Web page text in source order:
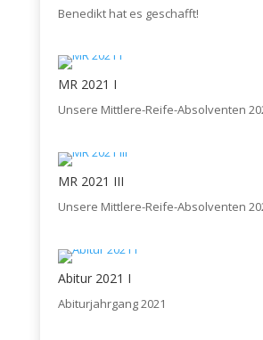
Benedikt hat es geschafft!
MR 2021 I
Unsere Mittlere-Reife-Absolventen
MR 2021 III
Unsere Mittlere-Reife-Absolventen
Abitur 2021 I
Abiturjahrgang 2021